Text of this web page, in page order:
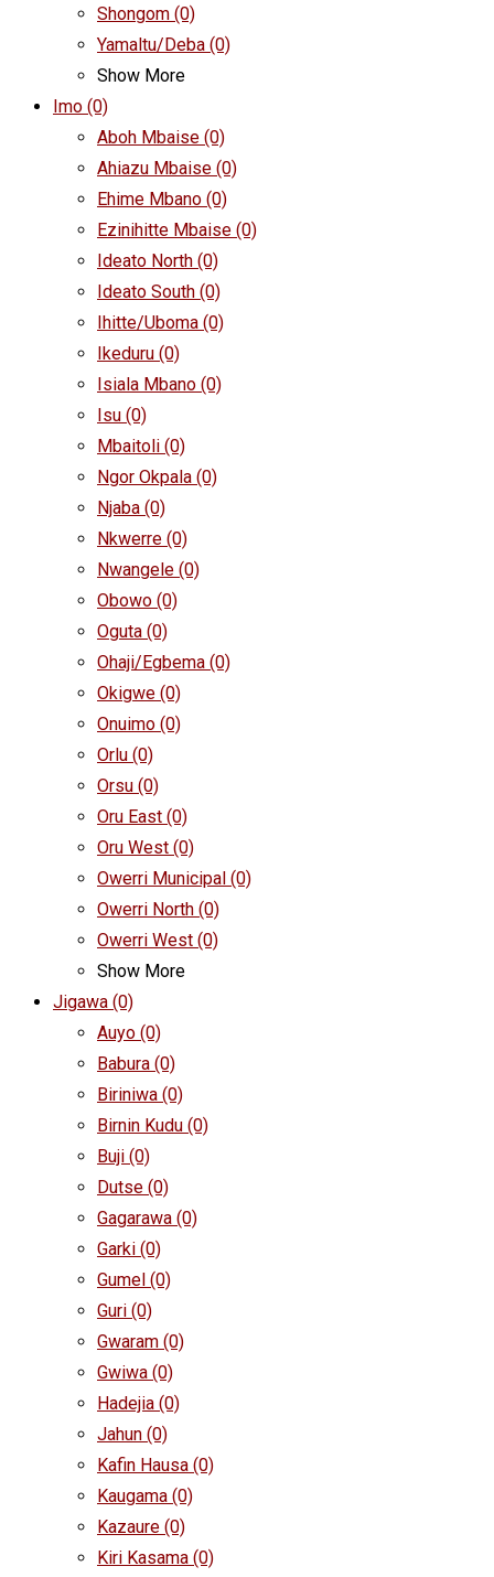
Shongom (0)
Yamaltu/Deba (0)
Show More
Imo (0)
Aboh Mbaise (0)
Ahiazu Mbaise (0)
Ehime Mbano (0)
Ezinihitte Mbaise (0)
Ideato North (0)
Ideato South (0)
Ihitte/Uboma (0)
Ikeduru (0)
Isiala Mbano (0)
Isu (0)
Mbaitoli (0)
Ngor Okpala (0)
Njaba (0)
Nkwerre (0)
Nwangele (0)
Obowo (0)
Oguta (0)
Ohaji/Egbema (0)
Okigwe (0)
Onuimo (0)
Orlu (0)
Orsu (0)
Oru East (0)
Oru West (0)
Owerri Municipal (0)
Owerri North (0)
Owerri West (0)
Show More
Jigawa (0)
Auyo (0)
Babura (0)
Biriniwa (0)
Birnin Kudu (0)
Buji (0)
Dutse (0)
Gagarawa (0)
Garki (0)
Gumel (0)
Guri (0)
Gwaram (0)
Gwiwa (0)
Hadejia (0)
Jahun (0)
Kafin Hausa (0)
Kaugama (0)
Kazaure (0)
Kiri Kasama (0)